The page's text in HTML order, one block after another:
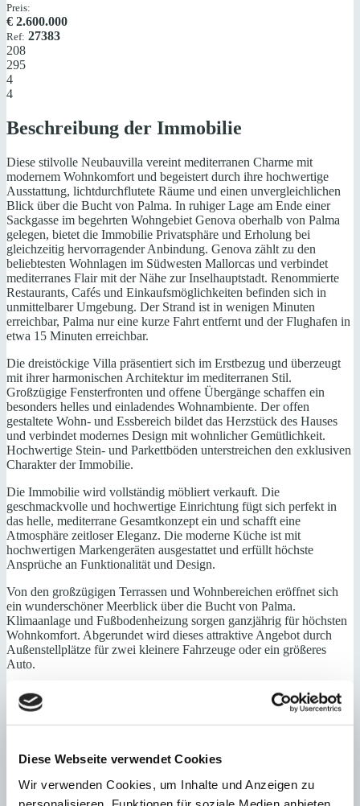
Diese Webseite verwendet Cookies
Wir verwenden Cookies, um Inhalte und Anzeigen zu
Preis:
€ 2.600.000
Ref: 27383
208
295
4
4
Beschreibung der Immobilie
Diese stilvolle Neubauvilla vereint mediterranen Charme mit
modernem Wohnkomfort und begeistert durch ihre hochwertige
Ausstattung, lichtdurchflutete Räume und einen unvergleichlichen
Blick über die Bucht von Palma. In ruhiger Lage am Ende einer
Sackgasse im begehrten Wohngebiet Genova oberhalb von Palma
gelegen, bietet die Immobilie Privatsphäre und Erholung bei
gleichzeitig hervorragender Anbindung. Genova zählt zu den
beliebtesten Wohnlagen im Südwesten Mallorcas und verbindet
mediterranes Flair mit der Nähe zur Inselhauptstadt. Renommierte
Restaurants, Cafés und Einkaufsmöglichkeiten befinden sich in
unmittelbarer Umgebung. Der Strand ist in wenigen Minuten
erreichbar, Palma nur eine kurze Fahrt entfernt und der Flughafen in
etwa 15 Minuten erreichbar.
Die dreistöckige Villa präsentiert sich im Erstbezug und überzeugt
mit ihrer harmonischen Architektur im mediterranen Stil.
Großzügige Fensterfronten und offene Übergänge schaffen ein
besonders helles und einladendes Wohnambiente. Der offen
gestaltete Wohn- und Essbereich bildet das Herzstück des Hauses
und verbindet modernes Design mit wohnlicher Gemütlichkeit.
Hochwertige Stein- und Parkettböden unterstreichen den exklusiven
Charakter der Immobilie.
Die Immobilie wird vollständig möbliert verkauft. Die
geschmackvolle und hochwertige Einrichtung fügt sich perfekt in
das helle, mediterrane Gesamtkonzept ein und schafft eine
Atmosphäre zeitloser Eleganz. Die moderne Küche ist mit
hochwertigen Markengeräten ausgestattet und erfüllt höchste
Ansprüche an Funktionalität und Design.
Von den großzügigen Terrassen und Wohnbereichen eröffnet sich
ein wunderschöner Meerblick über die Bucht von Palma.
Klimaanlage und Fußbodenheizung sorgen ganzjährig für höchsten
Wohnkomfort. Abgerundet wird dieses attraktive Angebot durch
Außenstellplätze für zwei kleinere Fahrzeuge oder ein größeres
Auto.
Eine außergewöhnliche Villa für alle, die modernes Wohnen und
hochwertige Ausstattung mit spektakulärem Meerblick verbinden
Wirtschaftsrau, Gästetoilette, Zugang zur Poolterrasse
Obergeschoss: Hauptschlafzimmer mit Bad und Ankleide, 2 weitere